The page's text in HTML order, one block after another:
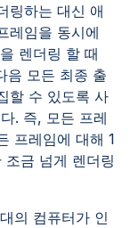
링하는 대신 애
레임을 동시에
렌더링 할 때
음 모든 최종 출
할 수 있도록 사
. 즉, 모든 프레
프레임에 대해 1
금 넘게 렌더링
의 컴퓨터가 인